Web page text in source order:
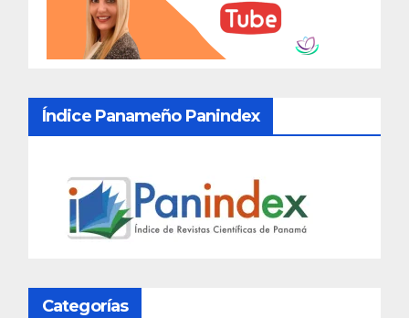
Índice Panameño Panindex
Categorías